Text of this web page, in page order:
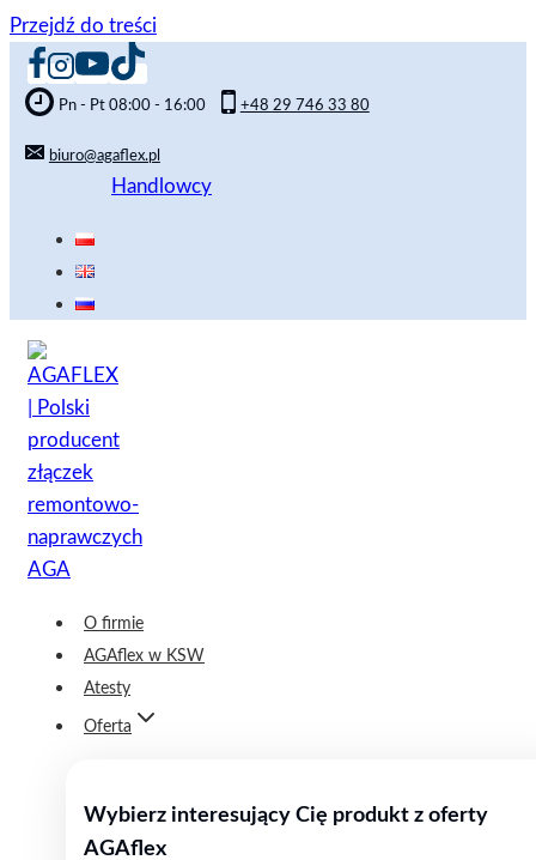
Przejdź do treści
Pn - Pt 08:00 - 16:00 +48 29 746 33 80
biuro@agaflex.pl
Handlowcy
O firmie
AGAflex w KSW
Atesty
Oferta
Wybierz interesujący Cię produkt z oferty
AGAflex